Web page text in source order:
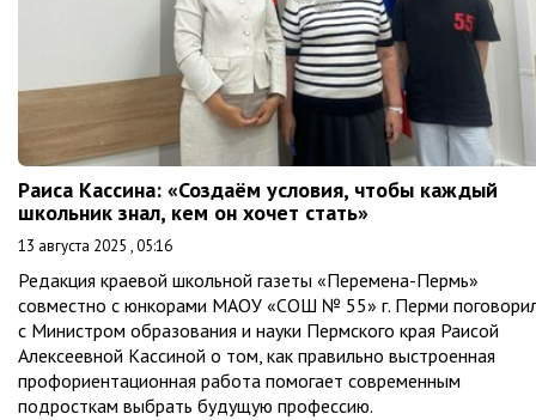
Раиса Кассина: «Создаём условия, чтобы каждый
школьник знал, кем он хочет стать»
13 августа 2025 , 05:16
Редакция краевой школьной газеты «Перемена-Пермь»
совместно с юнкорами МАОУ «СОШ № 55» г. Перми
с Министром образования и науки Пермского края Раисой
Алексеевной Кассиной о том, как правильно выстроенная
профориентационная работа помогает современным
подросткам выбрать будущую профессию.